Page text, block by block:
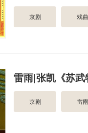
京剧 戏
雷雨|张凯《苏
京剧 雷雨